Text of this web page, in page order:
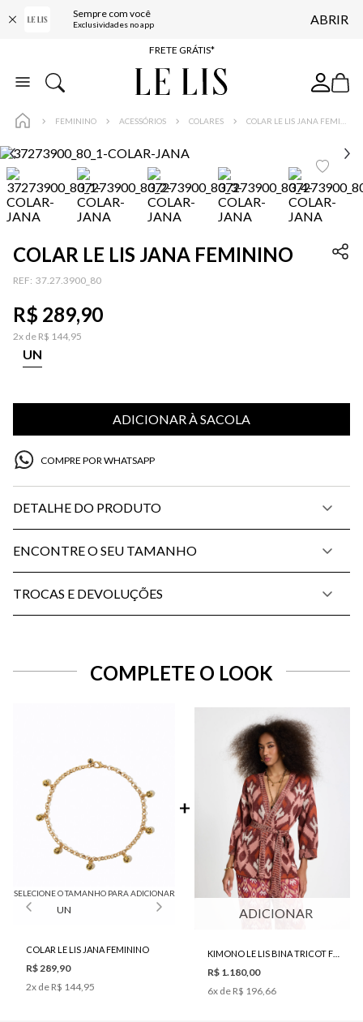
Sempre com você
Exclusividades no app ABRIR
ENTREGA EXPRESSA*
FRETE GRÁTIS*
BAIXE O APP
FEMININO ACESSÓRIOS COLARES
COLAR LE LIS JANA FEMININO
: 37.27.3900_80
R$ 289,90
2x de R$ 144,95
UN
ADICIONAR À SACOLA
COMPRE POR WHATSAPP
DETALHE DO PRODUTO
ENCONTRE O SEU TAMANHO
TROCAS E DEVOLUÇÕES
COMPLETE O LOOK
SELECIONE O TAMANHO PARA ADICIONAR
UN
COLAR LE LIS JANA FEMININO
R$ 289,90
2x de R$ 144,95
ADICIONAR
R$ 1.180,00
6x de R$ 196,66